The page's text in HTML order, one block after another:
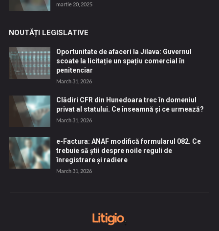
martie 20, 2025
NOUTĂȚI LEGISLATIVE
Oportunitate de afaceri la Jilava: Guvernul
scoate la licitație un spațiu comercial în
penitenciar
March 31, 2026
Clădiri CFR din Hunedoara trec în domeniul
privat al statului. Ce înseamnă și ce urmează?
March 31, 2026
e-Factura: ANAF modifică formularul 082. Ce
trebuie să știi despre noile reguli de
înregistrare și radiere
March 31, 2026